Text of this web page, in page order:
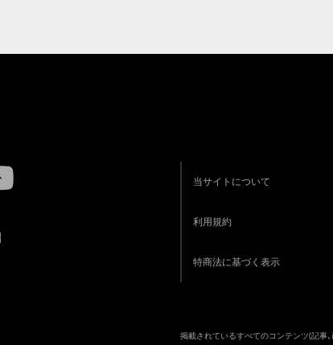
当サイトについて
利用規約
特商法に基づく表示
掲載されているすべてのコンテンツ(記事